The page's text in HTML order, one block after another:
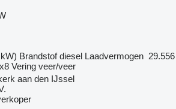
Brandstof diesel Laadvermogen 29.556
Vering veer/veer
aan den IJssel